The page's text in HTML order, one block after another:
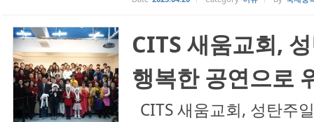
CITS 새움교회,
행복한 공연으로
CITS 새움교회, 성탄주